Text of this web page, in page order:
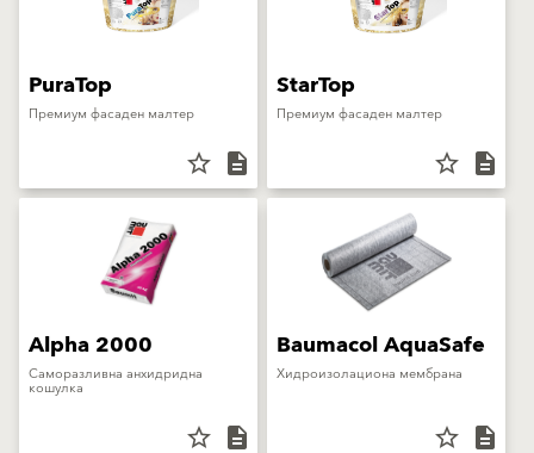
PuraTop
Премиум фасаден малтер
star_border description
StarTop
Премиум фасаден малтер
star_border description
Alpha 2000
Саморазливна анхидридна
кошулка
star_border description
Baumacol AquaSafe
Хидроизолациона мембрана
star_border description